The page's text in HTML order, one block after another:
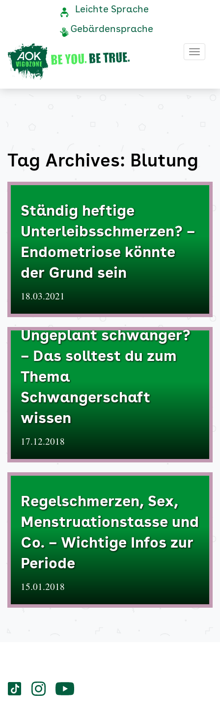
Blutung
Archive
AOK
Vigozone
Navigation
Service-
Leichte Sprache
Gebärdensprache
Tag Archives: Blutung
Ständig heftige
Unterleibsschmerzen? –
Endometriose könnte
der Grund sein
18.03.2021
Ungeplant schwanger?
– Das solltest du zum
Thema
Schwangerschaft
wissen
17.12.2018
Regelschmerzen, Sex,
Menstruationstasse und
Co. – Wichtige Infos zur
Periode
15.01.2018
Services
Social-
vigozone.de
vigozone.devigozone.de